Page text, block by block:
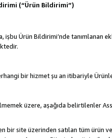
(“Ürün Bildirimi”)
işbu Ürün Bildirimi’nde
bir hizmet şu an itibariyle
üzere, aşağıda belirtilenler
bir site üzerinden satılan tüm ürün